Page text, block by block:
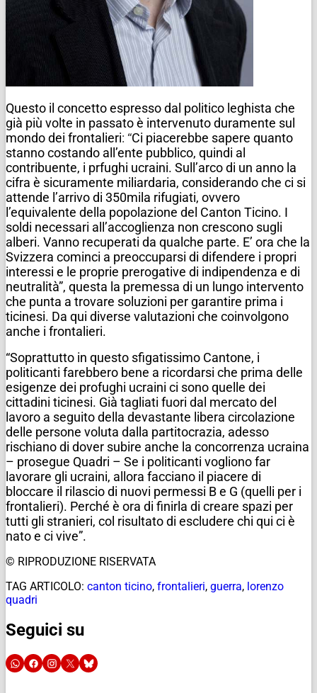
Questo il concetto espresso dal politico leghista che
già più volte in passato è intervenuto duramente sul
mondo dei frontalieri: “Ci piacerebbe sapere quanto
stanno costando all’ente pubblico, quindi al
contribuente, i prfughi ucraini. Sull’arco di un anno la
cifra è sicuramente miliardaria, considerando che ci si
attende l’arrivo di 350mila rifugiati, ovvero
l’equivalente della popolazione del Canton Ticino. I
soldi necessari all’accoglienza non crescono sugli
alberi. Vanno recuperati da qualche parte. E’ ora che la
Svizzera cominci a preoccuparsi di difendere i propri
interessi e le proprie prerogative di indipendenza e di
neutralità”, questa la premessa di un lungo intervento
che punta a trovare soluzioni per garantire prima i
ticinesi. Da qui diverse valutazioni che coinvolgono
anche i frontalieri.
“Soprattutto in questo sfigatissimo Cantone, i
politicanti farebbero bene a ricordarsi che prima delle
esigenze dei profughi ucraini ci sono quelle dei
cittadini ticinesi. Già tagliati fuori dal mercato del
lavoro a seguito della devastante libera circolazione
delle persone voluta dalla partitocrazia, adesso
rischiano di dover subire anche la concorrenza ucraina
– prosegue Quadri – Se i politicanti vogliono far
lavorare gli ucraini, allora facciano il piacere di
bloccare il rilascio di nuovi permessi B e G (quelli per i
frontalieri). Perché è ora di finirla di creare spazi per
tutti gli stranieri, col risultato di escludere chi qui ci è
nato e ci vive”.
© RIPRODUZIONE RISERVATA
TAG ARTICOLO: canton ticino, frontalieri, guerra, lorenzo
quadri
Seguici su